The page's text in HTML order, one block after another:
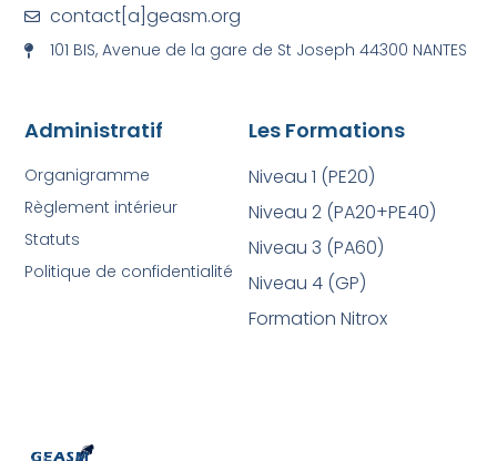
Les Formations
Niveau 1 (PE20)
Niveau 2 (PA20+PE40)
Niveau 3 (PA60)
Niveau 4 (GP)
Formation Nitrox
Administratif
Organigramme
Règlement intérieur
Statuts
Politique de confidentialité
contact[a]geasm.org
101 BIS, Avenue de la gare de St Joseph 44300 NANTES